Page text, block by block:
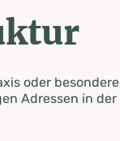
oder besondere
Adressen in der